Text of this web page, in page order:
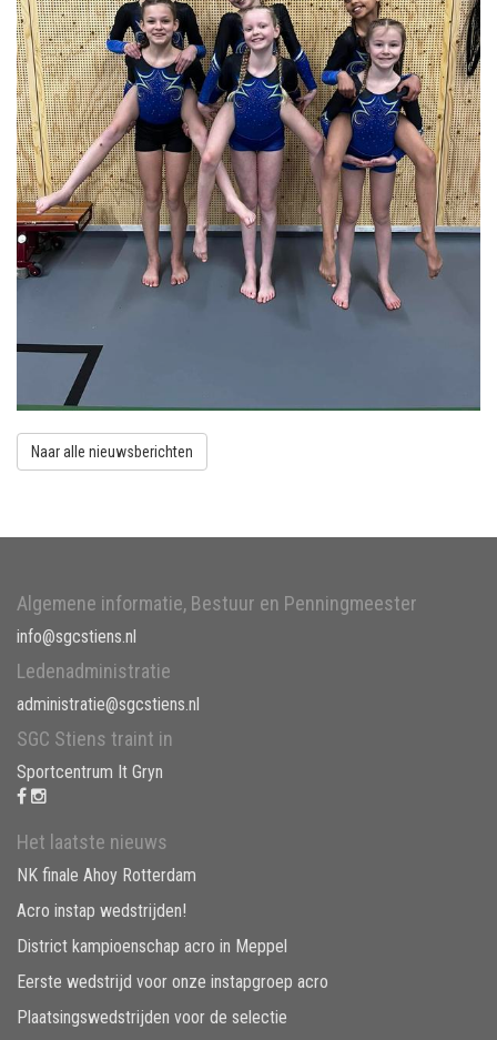
Naar alle nieuwsberichten
Algemene informatie, Bestuur en Penningmeester
info@sgcstiens.nl
Ledenadministratie
administratie@sgcstiens.nl
SGC Stiens traint in
Sportcentrum It Gryn
Het laatste nieuws
NK finale Ahoy Rotterdam
Acro instap wedstrijden!
District kampioenschap acro in Meppel
Eerste wedstrijd voor onze instapgroep acro
Plaatsingswedstrijden voor de selectie